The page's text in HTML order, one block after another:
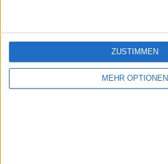
MEHR OPTIONEN
ZUSTIMMEN